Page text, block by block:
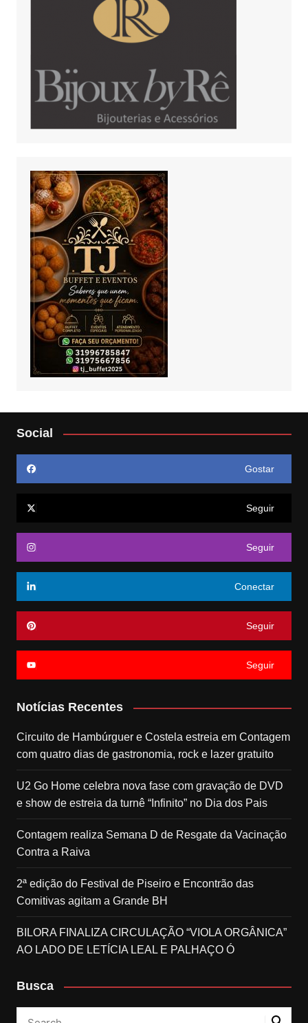
Social
Gostar
Seguir
Seguir
Conectar
Seguir
Seguir
Notícias Recentes
Circuito de Hambúrguer e Costela estreia em Contagem
com quatro dias de gastronomia, rock e lazer gratuito
U2 Go Home celebra nova fase com gravação de DVD
e show de estreia da turnê “Infinito” no Dia dos Pais
Contagem realiza Semana D de Resgate da Vacinação
Contra a Raiva
2ª edição do Festival de Piseiro e Encontrão das
Comitivas agitam a Grande BH
BILORA FINALIZA CIRCULAÇÃO “VIOLA ORGÂNICA”
AO LADO DE LETÍCIA LEAL E PALHAÇO Ó
Busca